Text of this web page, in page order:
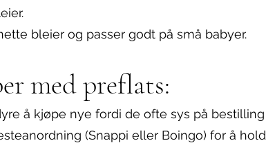
bleier og passer godt på små babyer.
med preflats:
å kjøpe nye fordi de ofte sys på
(Snappi eller Boingo) for å